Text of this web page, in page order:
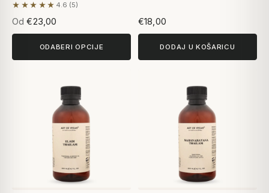
★★★★★ 4.6 (5)
Na temelju 5 recenzija
Od €23,00
ODABERI OPCIJE
€18,00
DODAJ U KOŠARICU